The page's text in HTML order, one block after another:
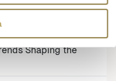
läppglans med stil
Shaping the